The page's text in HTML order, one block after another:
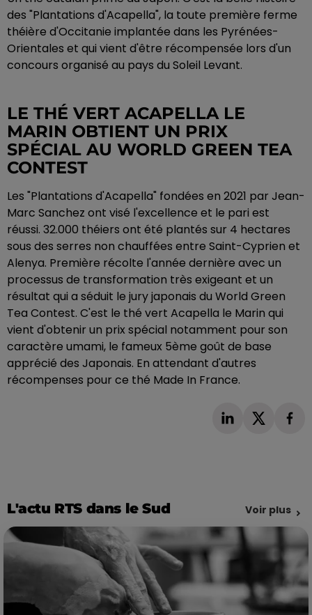
des "Plantations d'Acapella", la toute première ferme
théière d'Occitanie implantée dans les Pyrénées-
Orientales et qui vient d'être récompensée lors d'un
concours organisé au pays du Soleil Levant.
LE THÉ VERT ACAPELLA LE
MARIN OBTIENT UN PRIX
SPÉCIAL AU WORLD GREEN TEA
CONTEST
Les "Plantations d'Acapella" fondées en 2021 par Jean-
Marc Sanchez ont visé l'excellence et le pari est
réussi. 32.000 théiers ont été plantés sur 4 hectares
sous des serres non chauffées entre Saint-Cyprien et
Alenya. Première récolte l'année dernière avec un
processus de transformation très exigeant et un
résultat qui a séduit le jury japonais du World Green
Tea Contest. C'est le thé vert Acapella le Marin qui
vient d'obtenir un prix spécial notamment pour son
caractère umami, le fameux 5ème goût de base
apprécié des Japonais. En attendant d'autres
récompenses pour ce thé Made In France.
L'actu RTS dans le Sud Voir plus